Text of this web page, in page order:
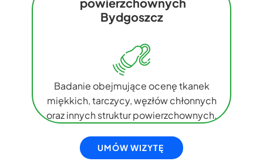
Bydgoszcz
Badanie obejmujące ocenę tkanek
miękkich, tarczycy, węzłów chłonnych
oraz innych struktur powierzchownych.
UMÓW WIZYTĘ